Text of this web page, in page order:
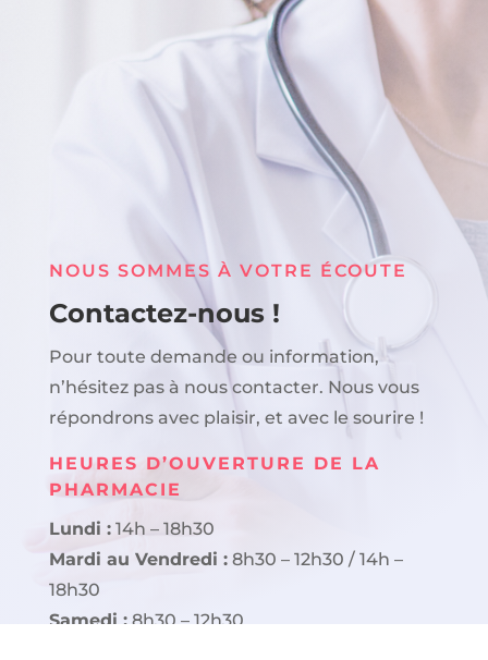
NOUS SOMMES À VOTRE ÉCOUTE
Contactez-nous !
Pour toute demande ou information,
n’hésitez pas à nous contacter. Nous vous
répondrons avec plaisir, et avec le sourire !
HEURES D’OUVERTURE DE LA
PHARMACIE
Lundi :14h – 18h30
Mardi au Vendredi :8h30 – 12h30 / 14h –
18h30
Samedi :8h30 – 12h30